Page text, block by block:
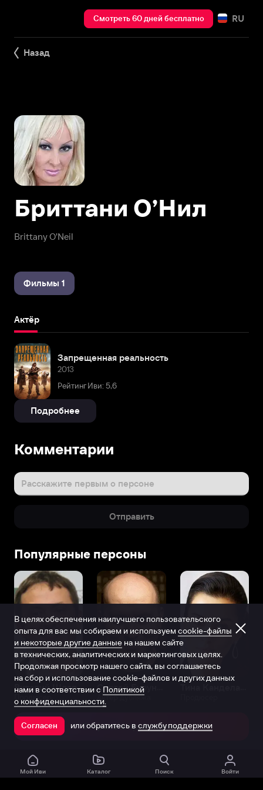
Смотреть 60 дней бесплатно RU
Назад
Brittany O'Neil
Бриттани О’Нил
Фильмы 1
Актёр
Запрещенная реальность
2013
Рейтинг Иви: 5,6
Подробнее
Комментарии
Расскажите первым о персоне
Отправить
Популярные персоны
Виталий Шляппо
Продюсер Актёр дубляжа
Открыть в приложении
Мой Иви Каталог Поиск Войти
В целях обеспечения наилучшего пользовательского
опыта для вас мы собираем и используем cookie-файлы
и некоторые другие данные на нашем сайте
в технических, аналитических и маркетинговых целях.
Продолжая просмотр нашего сайта, вы соглашаетесь
на сбор и использование cookie-файлов и других данных
нами в соответствии с Политикой
о конфиденциальности.
Согласен или обратитесь в службу поддержки